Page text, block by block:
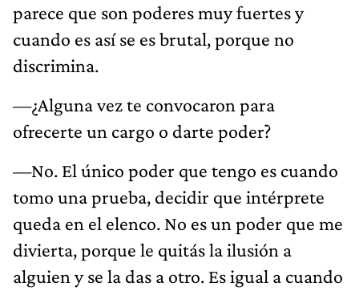
parece que son poderes muy fuertes y
cuando es así se es brutal, porque no
discrimina.
—¿Alguna vez te convocaron para
ofrecerte un cargo o darte poder?
—No. El único poder que tengo es cuando
tomo una prueba, decidir que intérprete
queda en el elenco. No es un poder que me
divierta, porque le quitás la ilusión a
alguien y se la das a otro. Es igual a cuando